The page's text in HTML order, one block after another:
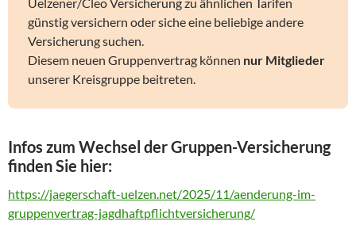
günstig versichern oder siche eine beliebige andere
Versicherung suchen.
Diesem neuen Gruppenvertrag können nur Mitglieder
unserer Kreisgruppe beitreten.
Infos zum Wechsel der Gruppen-Versicherung
finden Sie hier:
https://jaegerschaft-uelzen.net/2025/11/aenderung-im-
gruppenvertrag-jagdhaftpflichtversicherung/